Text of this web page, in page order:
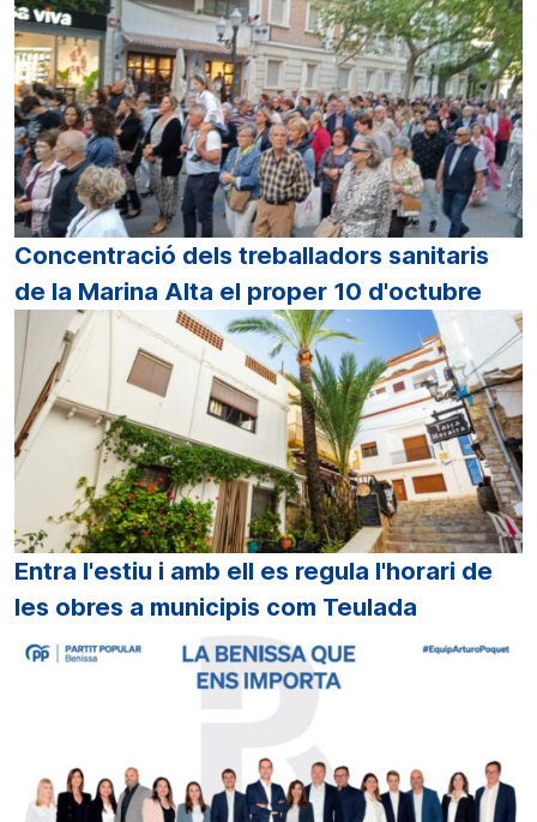
Concentració dels treballadors sanitaris
de la Marina Alta el proper 10 d'octubre
Entra l'estiu i amb ell es regula l'horari de
les obres a municipis com Teulada